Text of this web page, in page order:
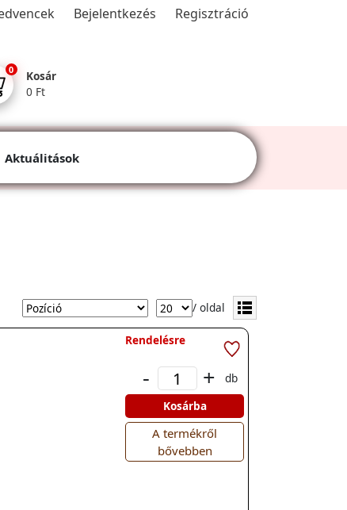
Bejelentkezés Regisztráció
0
Kosár
0 Ft
Aktuálitások
/ oldal
Rendelésre
- +
db
Kosárba
A termékről
bővebben